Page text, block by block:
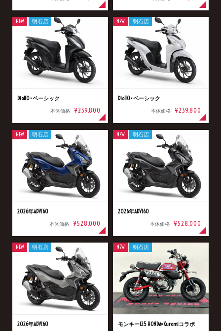
Dio110･ベーシック
本体価格 ¥239,800
NEW 明石店
Dio110･ベーシック
本体価格 ¥239,800
NEW 明石店
2026年ADV160
本体価格 ¥528,000
NEW 明石店
2026年ADV160
本体価格 ¥528,000
NEW 明石店
2026年ADV160
NEW 明石店
モンキー125 HONDA×Kuromiコラボ
NEW 明石店